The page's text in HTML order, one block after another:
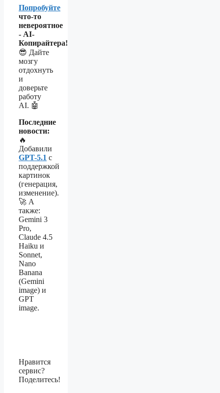
Попробуйте
что-то
невероятное
- AI-
Копирайтера!
😎 Дайте
мозгу
отдохнуть
и
доверьте
работу
AI. 🤖
Последние
новости:
🔥
Добавили
GPT-5.1 с
поддержкой
картинок
(генерация,
изменение).
🚀 А
также:
Gemini 3
Pro,
Claude 4.5
Haiku и
Sonnet,
Nano
Banana
(Gemini
image) и
GPT
image.
Нравится
сервис?
Поделитесь!